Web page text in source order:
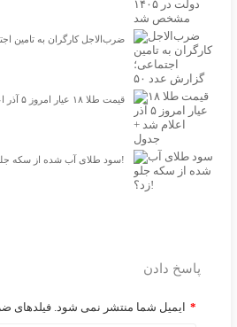
ضرب‌الاجل کارگران به تامین اجتماعی؛
قیمت طلا ۱۸ عیار امروز ۵ آذر اعلام شد + جدول
سود طلای آب شده از سکه جلو زد؟!
پاسخ دادن
ایمیل شما منتشر نمی شود. فیلدهای *